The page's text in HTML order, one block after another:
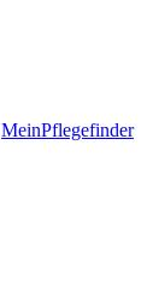
MeinPflegefinder